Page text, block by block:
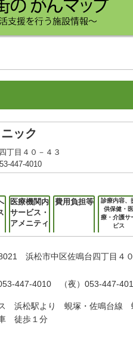
ック
丁目４０－４３
447-4010
医療機関内
サービス・
アメニティ
費用負担等
診療内容、
供保健・
療・介護サ
ビス
浜松市中区佐鳴台四丁目４
053-447-4010 （夜）053-447-
浜松駅より 蜆塚・佐鳴台線
徒歩１分